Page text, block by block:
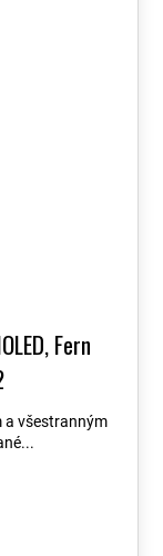
Fern
a všestranným